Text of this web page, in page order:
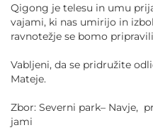
ZEMLJEVID STRANI
Qigong je telesu in umu
vajami, ki nas umirijo in
ravnotežje se bomo
Vabljeni, da se pridružite
Mateje.
Zbor: Severni park– Navje,
jami